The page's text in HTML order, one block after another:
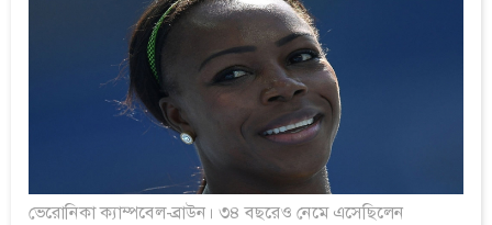
ভেরোনিকা ক্যাম্পবেল-ব্রাউন। ৩৪ বছরেও নেমে এসেছিলেন